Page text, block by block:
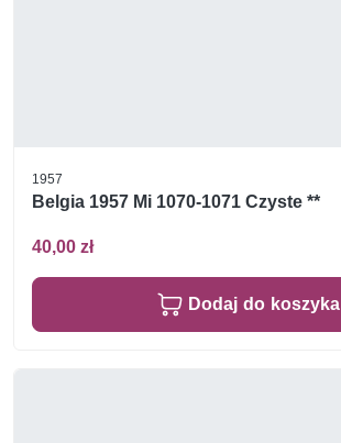
1957
Belgia 1957 Mi 1070-1071 Czyste **
40,00 zł
Dodaj do koszyka